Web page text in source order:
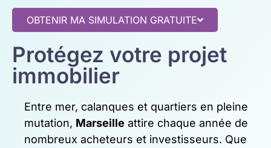
OBTENIR MA SIMULATION GRATUITE
Protégez votre projet
immobilier
Entre mer, calanques et quartiers en pleine
mutation, Marseille attire chaque année de
nombreux acheteurs et investisseurs. Que